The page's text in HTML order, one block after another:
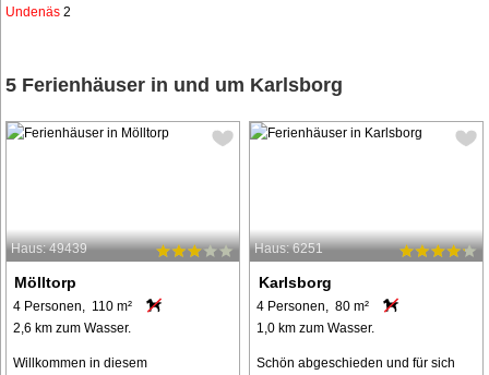
Undenäs 2
5 Ferienhäuser in und um Karlsborg
Haus: 49439
Mölltorp
4 Personen, 110 m²
2,6 km zum Wasser.
Willkommen in diesem
Haus: 6251
Karlsborg
4 Personen, 80 m²
1,0 km zum Wasser.
Schön abgeschieden und für sich